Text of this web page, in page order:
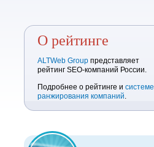
О рейтинге
ALTWeb Group представляет
рейтинг SEO-компаний России.
Подробнее о рейтинге и системе
ранжирования компаний.